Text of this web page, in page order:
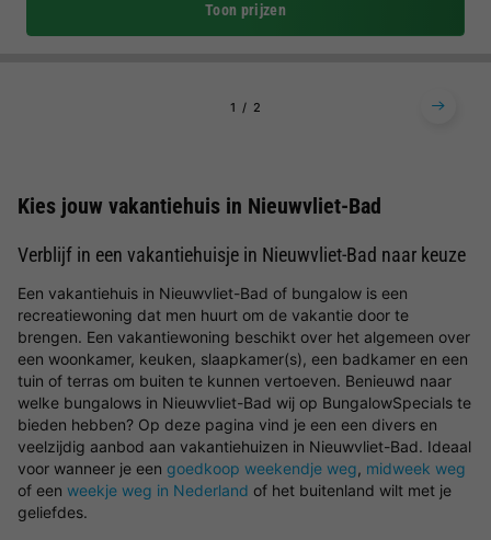
Toon prijzen
1 2
Kies jouw vakantiehuis in Nieuwvliet-Bad
Verblijf in een vakantiehuisje in Nieuwvliet-Bad naar keuze
Een vakantiehuis in Nieuwvliet-Bad of bungalow is een
recreatiewoning dat men huurt om de vakantie door te
brengen. Een vakantiewoning beschikt over het algemeen over
een woonkamer, keuken, slaapkamer(s), een badkamer en een
tuin of terras om buiten te kunnen vertoeven. Benieuwd naar
welke bungalows in Nieuwvliet-Bad wij op BungalowSpecials te
bieden hebben? Op deze pagina vind je een een divers en
veelzijdig aanbod aan vakantiehuizen in Nieuwvliet-Bad. Ideaal
voor wanneer je een goedkoop weekendje weg, midweek weg
of een weekje weg in Nederland of het buitenland wilt met je
geliefdes.